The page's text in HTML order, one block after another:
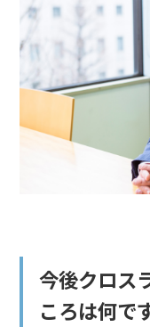
今後クロス
ころは何で